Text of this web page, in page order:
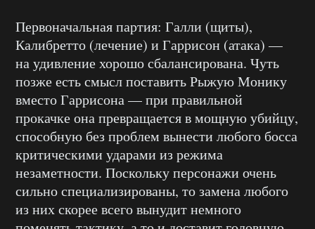
Первоначальная партия: Галли (щиты),
Калибретто (лечение) и Гаррисон (атака) —
на удивление хорошо сбалансирована. Чуть
позже есть смысл поставить Рыжую Монику
вместо Гаррисона — при правильной
прокачке она превращается в мощную убийцу,
способную без проблем вынести любого босса
критическими ударами из режима
незаметности. Поскольку персонажи очень
сильно специализированы, то замена любого
из них скорее всего вынудит немного